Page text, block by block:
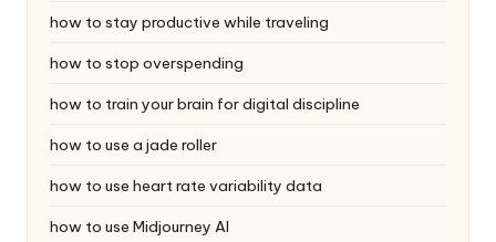
how to stay productive while traveling
how to stop overspending
how to train your brain for digital discipline
how to use a jade roller
how to use heart rate variability data
how to use Midjourney AI